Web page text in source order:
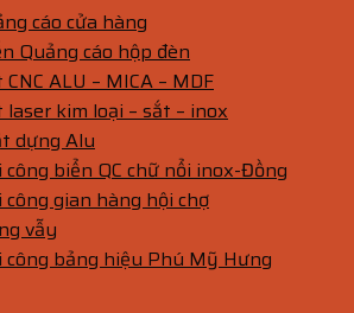
cáo cửa hàng
Quảng cáo hộp đèn
CNC ALU – MICA – MDF
laser kim loại – sắt – inox
dựng Alu
công biển QC chữ nổi inox-Đồng
công gian hàng hội chợ
vẫy
công bảng hiệu Phú Mỹ Hưng